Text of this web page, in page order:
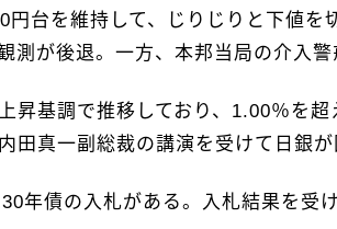
円台を維持して、じりじりと下値
測が後退。一方、本邦当局の介入警
昇基調で推移しており、1.00％を
田真一副総裁の講演を受けて日銀
年債の入札がある。入札結果を受